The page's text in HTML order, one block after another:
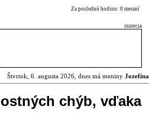
Za poslednú hodinu: 0 meraní
inzercia
Štvrtok, 6. augusta 2026, dnes má meniny Jozefína
chýb, vďaka